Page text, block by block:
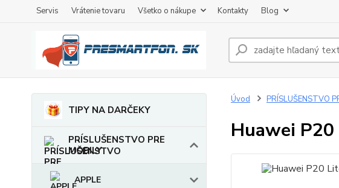
Servis Vrátenie tovaru Všetko o nákupe Kontakty Blog
TIPY NA DARČEKY
PRÍSLUŠENSTVO PRE
MOBILY
APPLE
Úvod PRÍSLUŠENSTVO
Huawei